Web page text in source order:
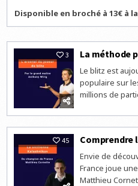
Disponible en broché à 13€ à la
3 La méthode
Le blitz est
populaire sur
millions de
45 Comprendre
Envie de
France joue
Matthieu